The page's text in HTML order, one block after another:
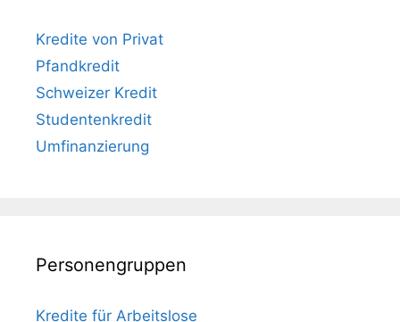
Kredite von Privat
Pfandkredit
Schweizer Kredit
Studentenkredit
Umfinanzierung
Personengruppen
Kredite für Arbeitslose